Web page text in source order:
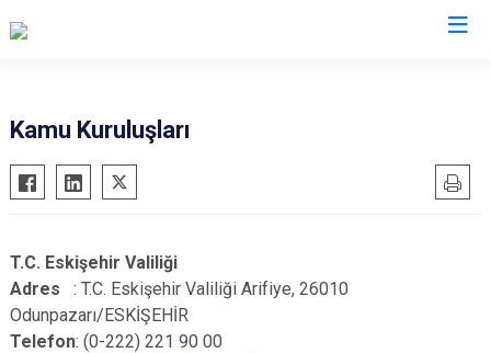
Kamu Kuruluşları
T.C. Eskişehir Valiliği
Adres : T.C. Eskişehir Valiliği Arifiye, 26010
Odunpazarı/ESKİŞEHİR
Telefon: (0-222) 221 90 00